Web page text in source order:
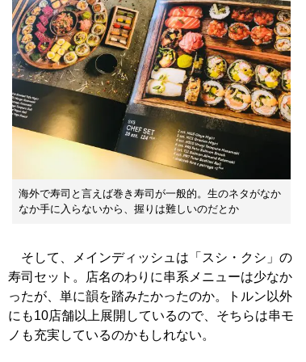
海外で寿司と言えば巻き寿司が一般的。生のネタがなか
なか手に入らないから、握りは難しいのだとか
そして、メインディッシュは「スシ・クシ」の
寿司セット。店名のわりに串系メニューは少なか
ったが、単に韻を踏みたかったのか。トルン以外
にも10店舗以上展開しているので、そちらは串モ
ノも充実しているのかもしれない。